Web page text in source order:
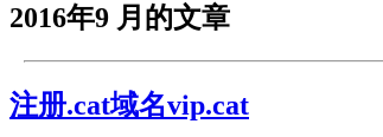
2016年9 月的文章
注册.cat域名vip.cat